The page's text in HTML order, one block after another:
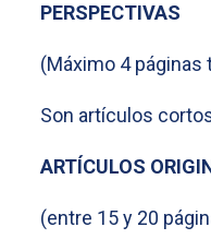
PERSPECTIVAS
(Máximo 4
Son artículos
ARTÍCULOS
(entre 15 y 20